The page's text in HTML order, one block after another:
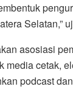
Selatan,”
asosiasi
media cetak,
podcast